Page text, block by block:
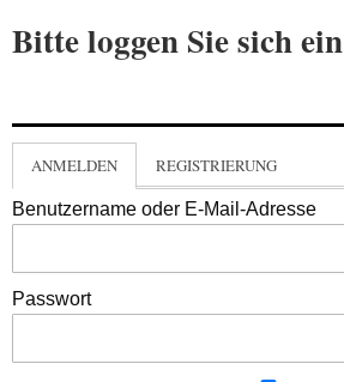
Bitte loggen Sie sich ein
ANMELDEN REGISTRIERUNG
Benutzername oder E-Mail-Adresse
Passwort